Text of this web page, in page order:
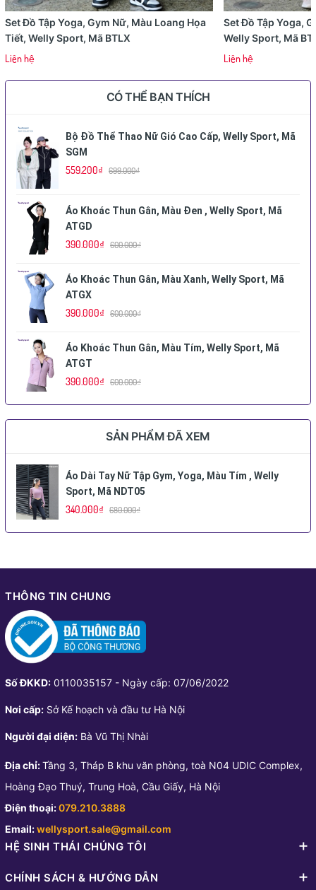
Set Đồ Tập Yoga, Gym Nữ, Màu Loang Họa
Tiết, Welly Sport, Mã BTLX
Liên hệ
Set Đồ Tập Yoga,
Welly Sport, Mã
Liên hệ
CÓ THỂ BẠN THÍCH
Bộ Đồ Thể Thao Nữ Gió Cao Cấp, Welly Sport, Mã
SGM
559.200₫ 699.000₫
Áo Khoác Thun Gân, Màu Đen , Welly Sport, Mã
ATGD
390.000₫ 600.000₫
Áo Khoác Thun Gân, Màu Xanh, Welly Sport, Mã
ATGX
390.000₫ 600.000₫
Áo Khoác Thun Gân, Màu Tím, Welly Sport, Mã
ATGT
390.000₫ 600.000₫
SẢN PHẨM ĐÃ XEM
Áo Dài Tay Nữ Tập Gym, Yoga, Màu Tím , Welly
Sport, Mã NDT05
340.000₫ 680.000₫
THÔNG TIN CHUNG
Số ĐKKD: 0110035157 - Ngày cấp: 07/06/2022
Nơi cấp: Sở Kế hoạch và đầu tư Hà Nội
Người đại diện: Bà Vũ Thị Nhài
Địa chỉ:Tầng 3, Tháp B khu văn phòng, toà N04 UDIC Complex,
Hoàng Đạo Thuý, Trung Hoà, Cầu Giấy, Hà Nội
Điện thoại:079.210.3888
Email:wellysport.sale@gmail.com
HỆ SINH THÁI CHÚNG TÔI
CHÍNH SÁCH & HƯỚNG DẪN